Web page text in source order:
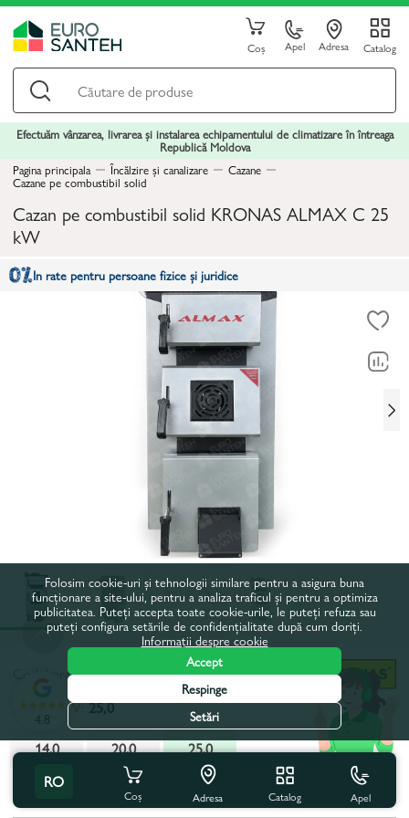
Coș Apel Adresa Catalog
Efectuăm vânzarea, livrarea și instalarea echipamentului de climatizare în întreaga
Republică Moldova
Pagina principala
Încălzire și canalizare Cazane
Cazane pe combustibil solid
Cazan pe combustibil solid KRONAS ALMAX C 25
kW
In rate pentru persoane fizice și juridice
Codul produsului:213616
Putere, kW:25,0
14,0
20,0
25,0
Toate caracteristicile
RO
Coș Adresa Catalog Apel
4.8
Folosim cookie-uri și tehnologii similare pentru a asigura buna
funcționare a site-ului, pentru a analiza traficul și pentru a optimiza
publicitatea. Puteți accepta toate cookie-urile, le puteți refuza sau
puteți configura setările de confidențialitate după cum doriți.
Informații despre cookie
Accept
Respinge
Setări